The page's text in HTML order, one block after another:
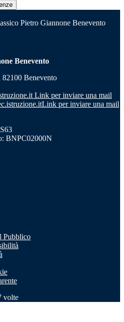
Pietro Giannone Benevento
Benevento
82100 Benevento
Link per inviare una mail
Link per inviare una mail
BNPC02000N
Pubblico
volte